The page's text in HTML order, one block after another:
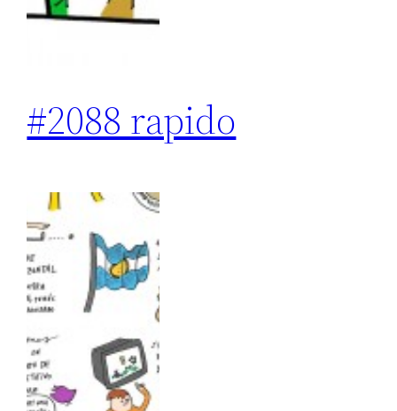
#2088 rapido